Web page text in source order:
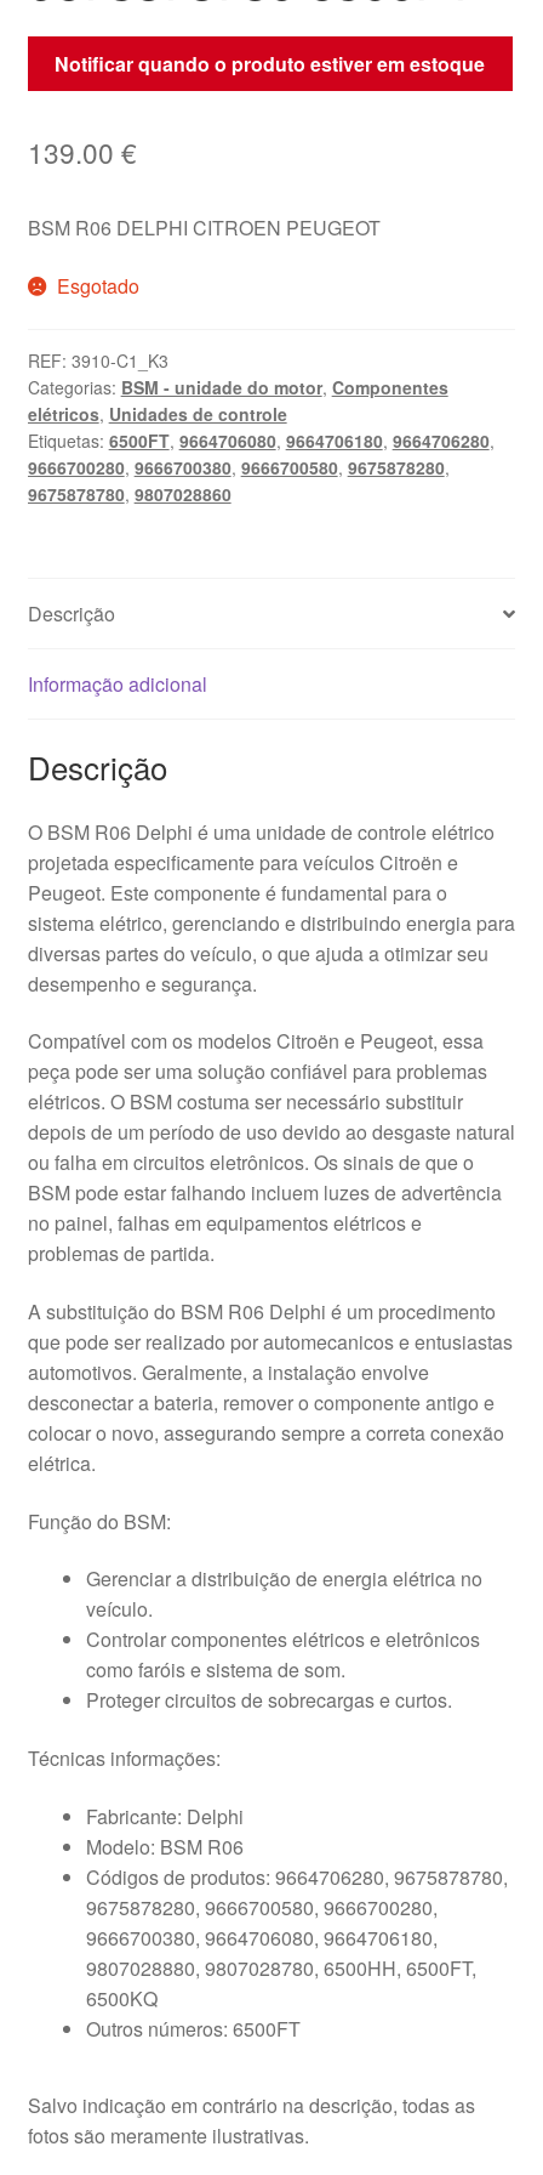
Notificar quando o produto estiver em estoque
139.00 €
BSM R06 DELPHI CITROEN PEUGEOT
Esgotado
REF: 3910-C1_K3
Categorias: BSM - unidade do motor, Componentes
elétricos, Unidades de controle
Etiquetas: 6500FT, 9664706080, 9664706180, 9664706280,
9666700280, 9666700380, 9666700580, 9675878280,
9675878780, 9807028860
Descrição
Informação adicional
Descrição
O BSM R06 Delphi é uma unidade de controle elétrico
projetada especificamente para veículos Citroën e
Peugeot. Este componente é fundamental para o
sistema elétrico, gerenciando e distribuindo energia para
diversas partes do veículo, o que ajuda a otimizar seu
desempenho e segurança.
Compatível com os modelos Citroën e Peugeot, essa
peça pode ser uma solução confiável para problemas
elétricos. O BSM costuma ser necessário substituir
depois de um período de uso devido ao desgaste natural
ou falha em circuitos eletrônicos. Os sinais de que o
BSM pode estar falhando incluem luzes de advertência
no painel, falhas em equipamentos elétricos e
problemas de partida.
A substituição do BSM R06 Delphi é um procedimento
que pode ser realizado por automecanicos e entusiastas
automotivos. Geralmente, a instalação envolve
desconectar a bateria, remover o componente antigo e
colocar o novo, assegurando sempre a correta conexão
elétrica.
Função do BSM:
Gerenciar a distribuição de energia elétrica no
veículo.
Controlar componentes elétricos e eletrônicos
como faróis e sistema de som.
Proteger circuitos de sobrecargas e curtos.
Técnicas informações:
Fabricante: Delphi
Modelo: BSM R06
Códigos de produtos: 9664706280, 9675878780,
9675878280, 9666700580, 9666700280,
9666700380, 9664706080, 9664706180,
9807028880, 9807028780, 6500HH, 6500FT,
6500KQ
Outros números: 6500FT
Salvo indicação em contrário na descrição, todas as
fotos são meramente ilustrativas.